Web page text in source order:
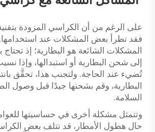
فقد تطرأ بعض المشكلات عند
المشكلات الشائعة هو البطارية؛ إذ
إلى شحن البطارية أو استبدالها، وإذا
تُضيء عند الحاجة. ولتجنب هذا، تحقَّق
البطارية، وقم بشحنها جيدًا قبل وصول
السلامة.
وتتمثل مشكلة أخرى في حساسيتها
حال هطول الأمطار، قد تتلف بعض